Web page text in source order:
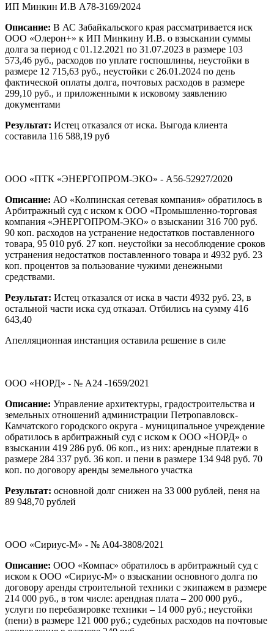
ИП Минкин И.В А78-3169/2024
Описание: В АС Забайкальского края рассматривается иск
ООО «Олерон+» к ИП Минкину И.В. о взыскании суммы
долга за период с 01.12.2021 по 31.07.2023 в размере 103
573,46 руб., расходов по уплате госпошлины, неустойки в
размере 12 715,63 руб., неустойки с 26.01.2024 по день
фактической оплаты долга, почтовых расходов в размере
299,10 руб., и приложенными к исковому заявлению
документами
Результат: Истец отказался от иска. Выгода клиента
составила 116 588,19 руб
ООО «ПТК «ЭНЕРГОПРОМ-ЭКО» - А56-52927/2020
Описание: АО «Колпинская сетевая компания» обратилось в
Арбитражный суд с иском к ООО «Промышленно-торговая
компания «ЭНЕРГОПРОМ-ЭКО» о взыскании 316 700 руб.
90 коп. расходов на устранение недостатков поставленного
товара, 95 010 руб. 27 коп. неустойки за несоблюдение сроков
устранения недостатков поставленного товара и 4932 руб. 23
коп. процентов за пользование чужими денежными
средствами.
Результат: Истец отказался от иска в части 4932 руб. 23, в
остальной части иска суд отказал. Отбились на сумму 416
643,40
Апелляционная инстанция оставила решение в силе
ООО «НОРД» - № А24 -1659/2021
Описание: Управление архитектуры, градостроительства и
земельных отношений администрации Петропавловск-
Камчатского городского округа - муниципальное учреждение
обратилось в арбитражный суд с иском к ООО «НОРД» о
взыскании 419 286 руб. 06 коп., из них: арендные платежи в
размере 284 337 руб. 36 коп. и пени в размере 134 948 руб. 70
коп. по договору аренды земельного участка
Результат: основной долг снижен на 33 000 рублей, пеня на
89 948,70 рублей
ООО «Сириус-М» - № А04-3808/2021
Описание: ООО «Компас» обратилось в арбитражный суд с
иском к ООО «Сириус-М» о взыскании основного долга по
договору аренды строительной техники с экипажем в размере
214 000 руб., в том числе: арендная плата – 200 000 руб.,
услуги по перебазировке техники – 14 000 руб.; неустойки
(пени) в размере 121 000 руб.; судебных расходов на почтовые